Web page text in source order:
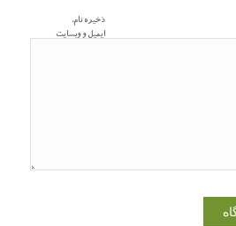
ذخیره نام،
ایمیل و وبسایت